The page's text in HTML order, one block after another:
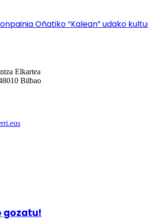
Oñatiko “Kalean” udako
Elkartea
Bilbao
gozatu!